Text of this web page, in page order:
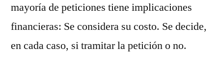
mayoría de peticiones tiene implicaciones
financieras: Se considera su costo. Se decide,
en cada caso, si tramitar la petición o no.